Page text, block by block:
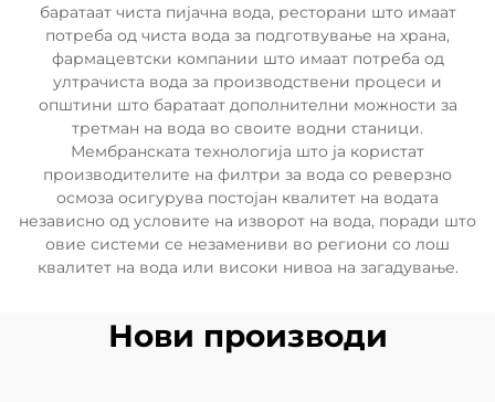
баратаат чиста пијачна вода, ресторани што имаат
потреба од чиста вода за подготвување на храна,
фармацевтски компании што имаат потреба од
ултрачиста вода за производствени процеси и
општини што баратаат дополнителни можности за
третман на вода во своите водни станици.
Мембранската технологија што ја користат
производителите на филтри за вода со реверзно
осмоза осигурува постојан квалитет на водата
независно од условите на изворот на вода, поради што
овие системи се незамениви во региони со лош
квалитет на вода или високи нивоа на загадување.
Нови производи